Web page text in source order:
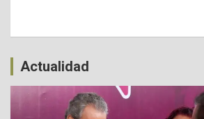
Actualidad